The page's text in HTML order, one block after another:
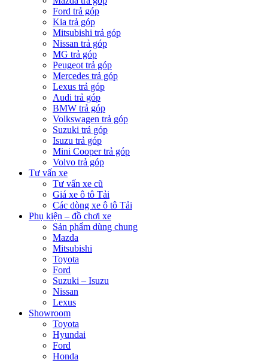
Ford trả góp
Kia trả góp
Mitsubishi trả góp
Nissan trả góp
MG trả góp
Peugeot trả góp
Mercedes trả góp
Lexus trả góp
Audi trả góp
BMW trả góp
Volkswagen trả góp
Suzuki trả góp
Isuzu trả góp
Mini Cooper trả góp
Volvo trả góp
Tư vấn xe
Tư vấn xe cũ
Giá xe ô tô Tải
Các dòng xe ô tô Tải
Phụ kiện – đồ chơi xe
Sản phẩm dùng chung
Mazda
Mitsubishi
Toyota
Ford
Suzuki – Isuzu
Nissan
Lexus
Showroom
Toyota
Hyundai
Ford
Honda